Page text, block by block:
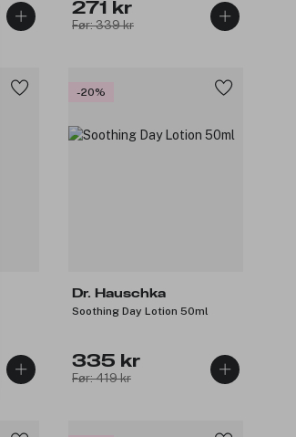
271 kr
Før: 339 kr
-20%
Dr. Hauschka
Soothing Day Lotion 50ml
335 kr
Før: 419 kr